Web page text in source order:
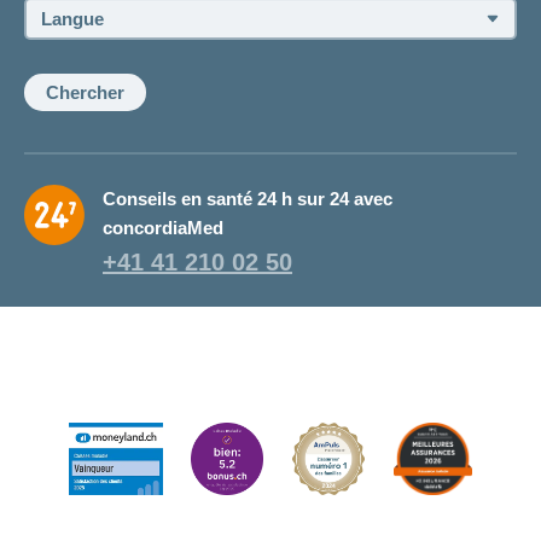
ou
de
conseillère:
Langue:
Chercher
Conseils en santé 24 h sur 24 avec
concordiaMed
+41 41 210 02 50